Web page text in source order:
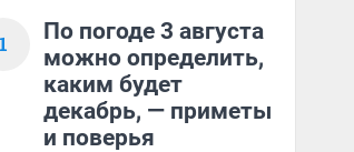
1
По погоде 3 августа
можно определить,
каким будет
декабрь, — приметы
и поверья